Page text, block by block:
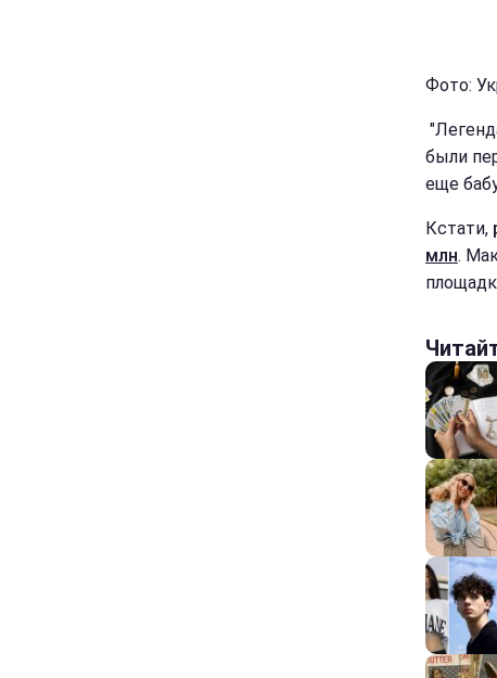
Фото:
были
еще
Кстати,
млн.